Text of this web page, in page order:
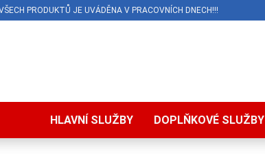
PRODUKTŮ JE UVÁDĚNA V PRACOVNÍCH DNECH!!!
HLAVNÍ SLUŽBY DOPLŇKOVÉ SLUŽBY